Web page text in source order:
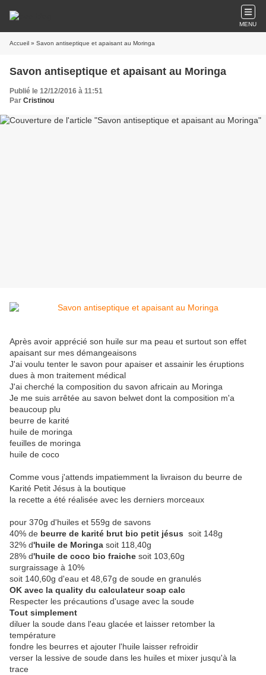
MENU
Accueil » Savon antiseptique et apaisant au Moringa
Savon antiseptique et apaisant au Moringa
Publié le 12/12/2016 à 11:51
Par Cristinou
Après avoir apprécié son huile sur ma peau et surtout son effet
apaisant sur mes démangeaisons
J'ai voulu tenter le savon pour apaiser et assainir les éruptions
dues à mon traitement médical
J'ai cherché la composition du savon africain au Moringa
Je me suis arrêtée au savon belwet dont la composition m'a
beaucoup plu
beurre de karité
huile de moringa
feuilles de moringa
huile de coco
Comme vous j'attends impatiemment la livraison du beurre de
Karité Petit Jésus à la boutique
la recette a été réalisée avec les derniers morceaux
pour 370g d'huiles et 559g de savons
40% de beurre de karité brut bio petit jésus soit 148g
32% d'huile de Moringa soit 118,40g
28% d'huile de coco bio fraiche soit 103,60g
surgraissage à 10%
soit 140,60g d'eau et 48,67g de soude en granulés
OK avec la quality du calculateur soap calc
Respecter les précautions d'usage avec la soude
Tout simplement
diluer la soude dans l'eau glacée et laisser retomber la
température
fondre les beurres et ajouter l'huile laisser refroidir
verser la lessive de soude dans les huiles et mixer jusqu'à la
trace